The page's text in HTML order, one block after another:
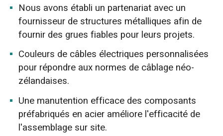
Nous avons établi un partenariat avec un
fournisseur de structures métalliques afin de
fournir des grues fiables pour leurs projets.
Couleurs de câbles électriques personnalisées
pour répondre aux normes de câblage néo-
zélandaises.
Une manutention efficace des composants
préfabriqués en acier améliore l'efficacité de
l'assemblage sur site.